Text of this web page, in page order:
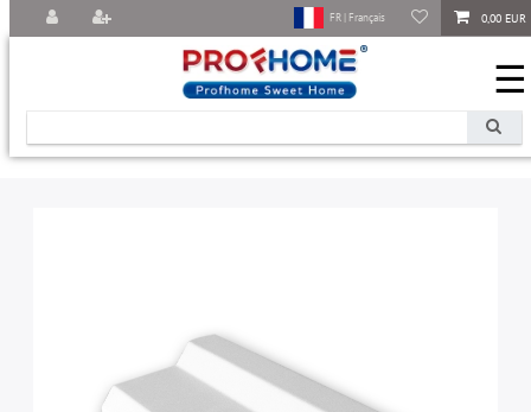
0,00 EUR
FR | Français
☰